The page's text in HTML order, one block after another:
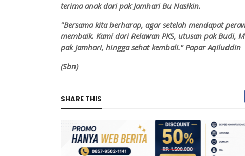
terima anak dari pak Jamhari Bu Nasikin.
"Bersama kita berharap, agar setelah mendapat
membaik. Kami dari Relawan PKS, utusan pak Budi,
pak Jamhari, hingga sehat kembali." Papar Aqiluddin
(Sbn)
SHARE THIS